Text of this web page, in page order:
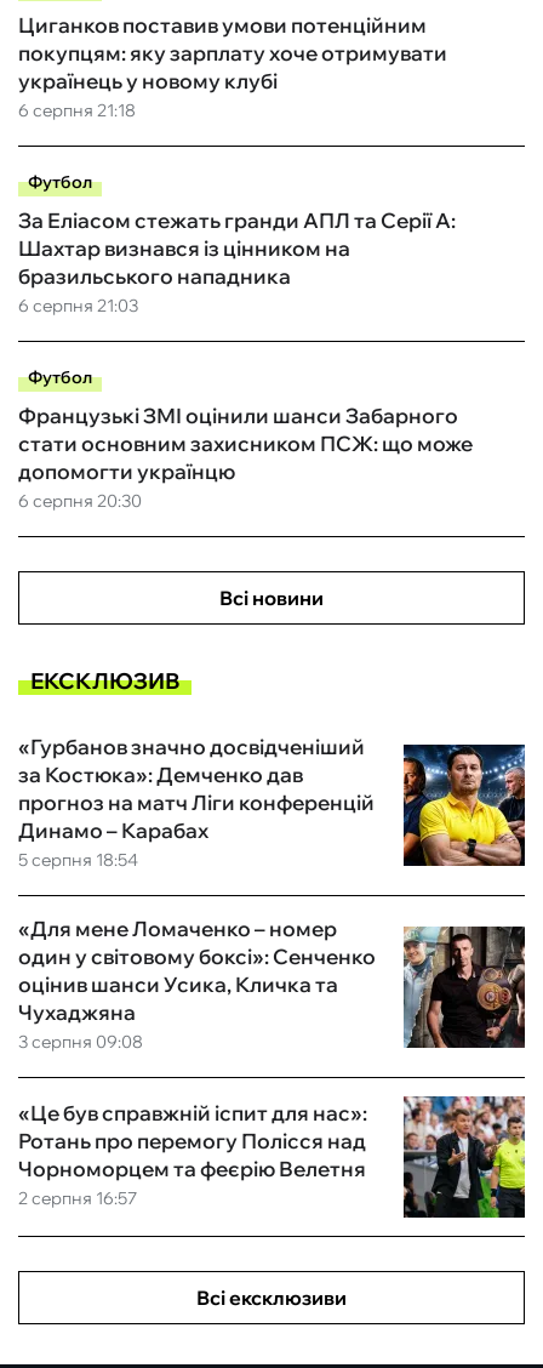
6 серпня 21:18
Циганков поставив умови потенційним
покупцям: яку зарплату хоче отримувати
українець у новому клубі
Футбол
6 серпня 21:03
За Еліасом стежать гранди АПЛ та Серії А:
Шахтар визнався із цінником на
бразильського нападника
Футбол
6 серпня 20:30
Французькі ЗМІ оцінили шанси Забарного
стати основним захисником ПСЖ: що може
допомогти українцю
Всі новини
ЕКСКЛЮЗИВ
5 серпня 18:54
«Гурбанов значно досвідченіший
за Костюка»: Демченко дав
прогноз на матч Ліги конференцій
Динамо – Карабах
3 серпня 09:08
«Для мене Ломаченко – номер
один у світовому боксі»: Сенченко
оцінив шанси Усика, Кличка та
Чухаджяна
2 серпня 16:57
«Це був справжній іспит для нас»:
Ротань про перемогу Полісся над
Чорноморцем та феєрію Велетня
Всі ексклюзиви